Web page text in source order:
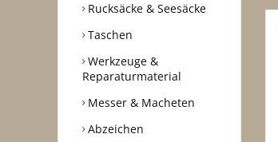
Rucksäcke & Seesäcke
Taschen
Werkzeuge &
Reparaturmaterial
Messer & Macheten
Abzeichen